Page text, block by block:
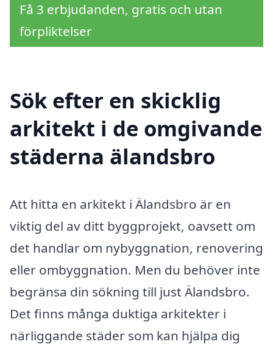
Få 3 erbjudanden, gratis och utan
förpliktelser
Sök efter en skicklig
arkitekt i de omgivande
städerna älandsbro
Att hitta en arkitekt i Älandsbro är en
viktig del av ditt byggprojekt, oavsett om
det handlar om nybyggnation, renovering
eller ombyggnation. Men du behöver inte
begränsa din sökning till just Älandsbro.
Det finns många duktiga arkitekter i
närliggande städer som kan hjälpa dig